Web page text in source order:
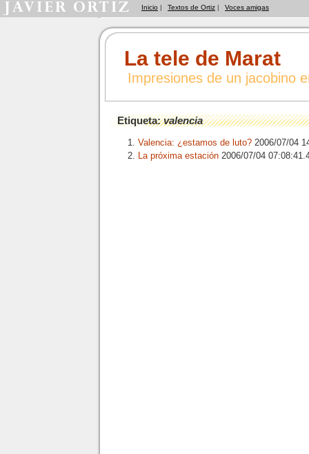
Inicio | Textos de Ortiz | Voces amigas
La tele de Marat
Impresiones de un jacobino
Etiqueta:valencia
Valencia: ¿estamos de luto? 2006/07/04
La próxima estación 2006/07/04